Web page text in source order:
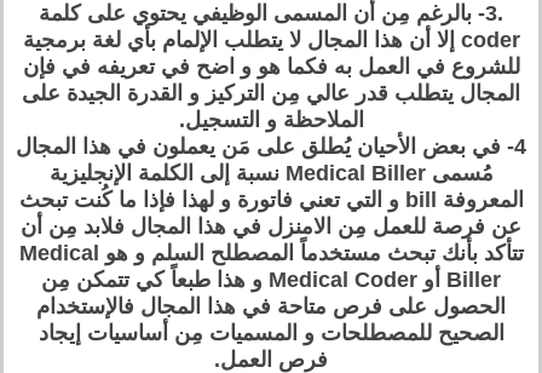
.3- بالرغم مِن أن المسمى الوظيفي يحتوي على كلمة
coder إلا أن هذا المجال لا يتطلب الإلمام بأي لغة برمجية
للشروع في العمل به فكما هو و اضح في تعريفه في فإن
المجال يتطلب قدر عالي مِن التركيز و القدرة الجيدة على
الملاحظة و التسجيل.
4- في بعض الأحيان يُطلق على مَن يعملون في هذا المجال
مُسمى Medical Biller نسبة إلى الكلمة الإنجليزية
المعروفة bill و التي تعني فاتورة و لهذا فإذا ما كُنت تبحث
عن فرصة للعمل مِن الامنزل في هذا المجال فلابد مِن أن
تتأكد بأنك تبحث مستخدماً المصطلح السلم و هو Medical
Biller أو Medical Coder و هذا طبعاً كي تتمكن مِن
الحصول على فرص متاحة في هذا المجال فالإستخدام
الصحيح للمصطلحات و المسميات مِن أساسيات إيجاد
فرص العمل.